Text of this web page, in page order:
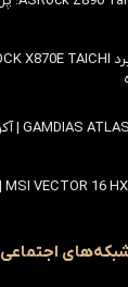
شبکه‌های اجتماعی